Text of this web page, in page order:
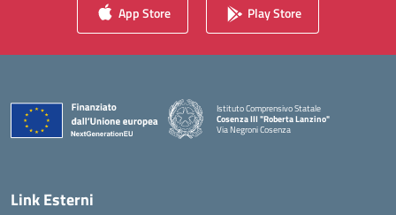
App Store Play Store
Istituto Comprensivo Statale
Cosenza III "Roberta Lanzino"
Via Negroni Cosenza
— Visita la pagina iniziale della scuola
Link Esterni